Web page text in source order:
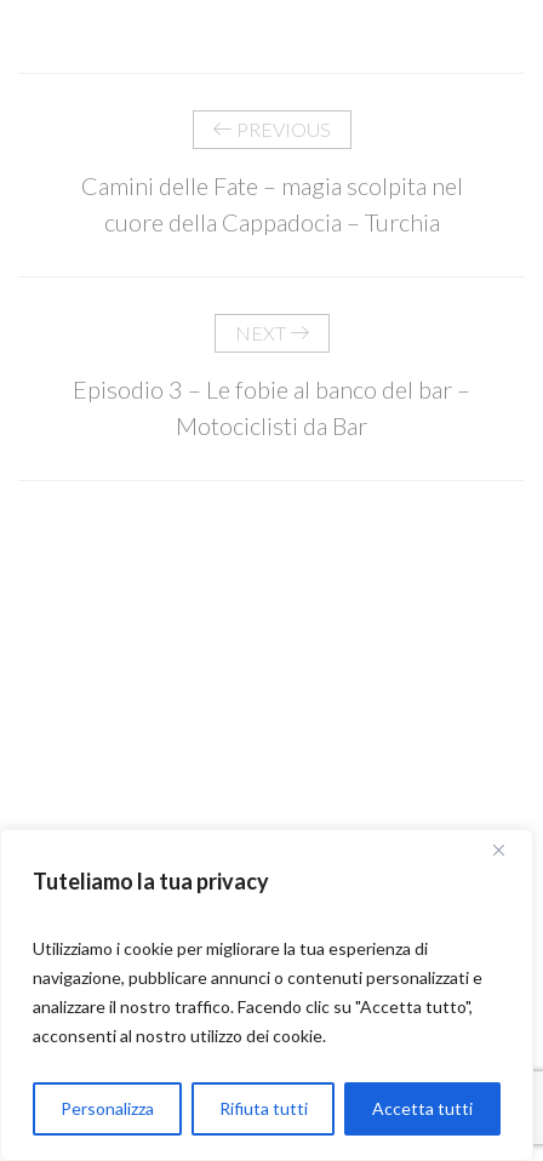
Tuteliamo la tua privacy
Utilizziamo i cookie per migliorare la tua esperienza di
navigazione, pubblicare annunci o contenuti personalizzati e
analizzare il nostro traffico. Facendo clic su "Accetta tutto",
acconsenti al nostro utilizzo dei cookie.
Personalizza Rifiuta tutti Accetta tutti
PREVIOUS
Camini delle Fate – magia scolpita nel
cuore della Cappadocia – Turchia
NEXT
Episodio 3 – Le fobie al banco del bar –
Motociclisti da Bar
Parla con Motoexplora
Open chaty